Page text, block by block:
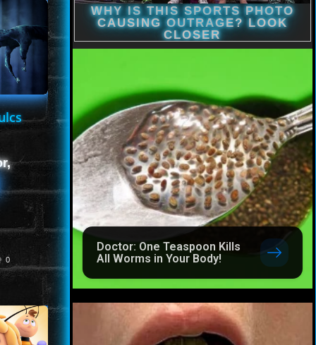
0
Doctor: One Teaspoon Kills
All Worms in Your Body!